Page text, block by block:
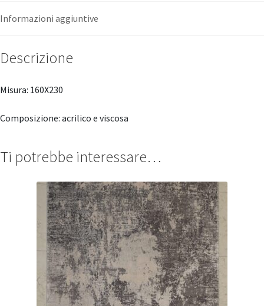
Informazioni aggiuntive
Descrizione
Misura: 160X230
Composizione: acrilico e viscosa
Ti potrebbe interessare…